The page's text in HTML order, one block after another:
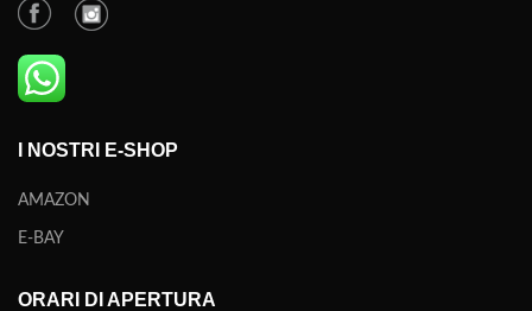
I NOSTRI E-SHOP
AMAZON
E-BAY
ORARI DI APERTURA